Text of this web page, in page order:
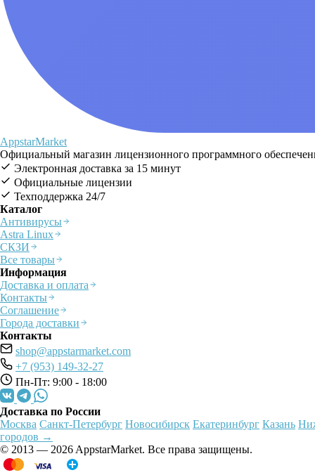
AppstarMarket
Официальный магазин лицензионного программного
Электронная доставка за 15 минут
Официальные лицензии
Техподдержка 24/7
Каталог
Антивирусы
Astra Linux
СКЗИ
Все товары
Информация
Доставка и оплата
Контакты
Соглашение
Города доставки
Контакты
shop@appstarmarket.com
+7 (953) 149-32-27
Пн-Пт: 9:00 - 18:00
Доставка по России
Москва Санкт-Петербург Новосибирск Екатеринбург Казань
городов →
© 2013 — 2026 AppstarMarket. Все права защищены.